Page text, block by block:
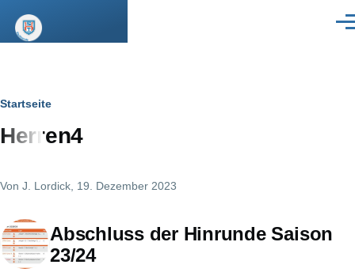
Pfadnavigation
Startseite
Herren4
Von J. Lordick , 19. Dezember 2023
Abschluss der Hinrunde Saison
23/24